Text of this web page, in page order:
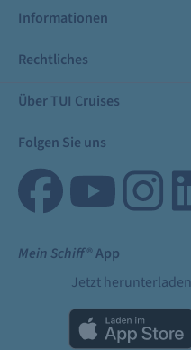
Informationen
Rechtliches
Über TUI Cruises
Folgen Sie uns
Mein Schiff® App
Jetzt